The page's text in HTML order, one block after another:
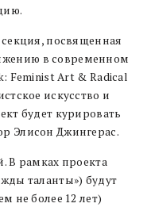
посвященная
в современном
Feminist Art & Radical
искусство и
будет курировать
Элисон Джингерас.
В рамках проекта
таланты») будут
не более 12 лет)